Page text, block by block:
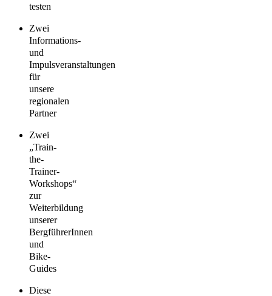
testen
Zwei
Informations-
und
Impulsveranstaltungen
für
unsere
regionalen
Partner
Zwei
„Train-
the-
Trainer-
Workshops“
zur
Weiterbildung
unserer
BergführerInnen
und
Bike-
Guides
Diese